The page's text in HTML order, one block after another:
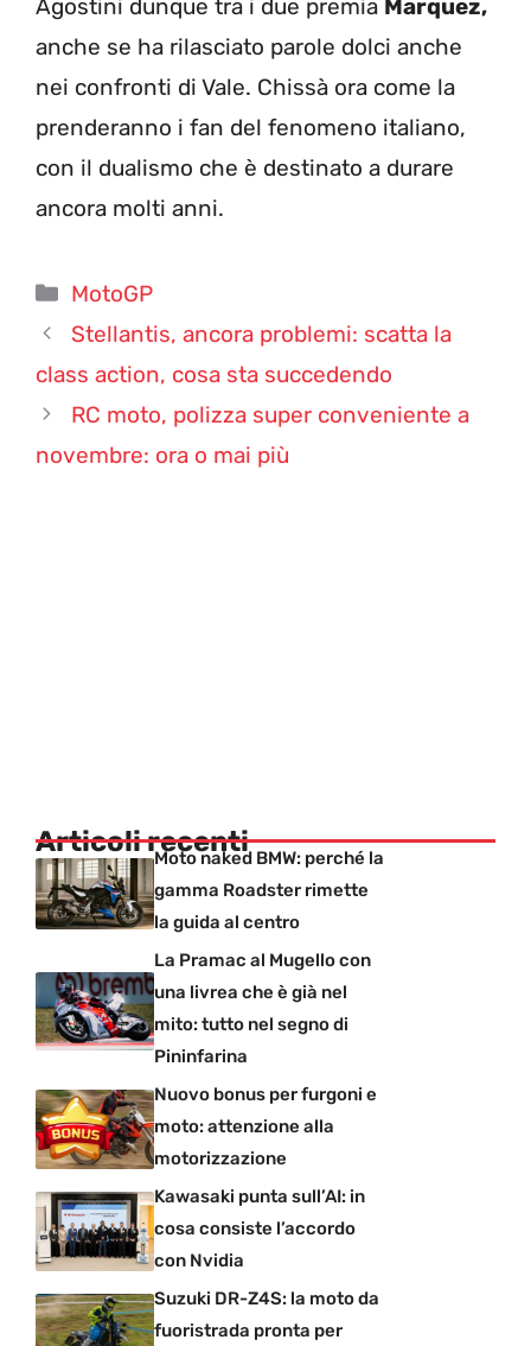
Agostini dunque tra i due premia Marquez,
anche se ha rilasciato parole dolci anche
nei confronti di Vale. Chissà ora come la
prenderanno i fan del fenomeno italiano,
con il dualismo che è destinato a durare
ancora molti anni.
Categorie
MotoGP
Stellantis, ancora problemi: scatta la
class action, cosa sta succedendo
RC moto, polizza super conveniente a
novembre: ora o mai più
Articoli recentiMoto naked BMW: perché la
gamma Roadster rimette
la guida al centro
La Pramac al Mugello con
una livrea che è già nel
mito: tutto nel segno di
Pininfarina
Nuovo bonus per furgoni e
moto: attenzione alla
motorizzazione
Kawasaki punta sull’AI: in
cosa consiste l’accordo
con Nvidia
Suzuki DR-Z4S: la moto da
fuoristrada pronta per